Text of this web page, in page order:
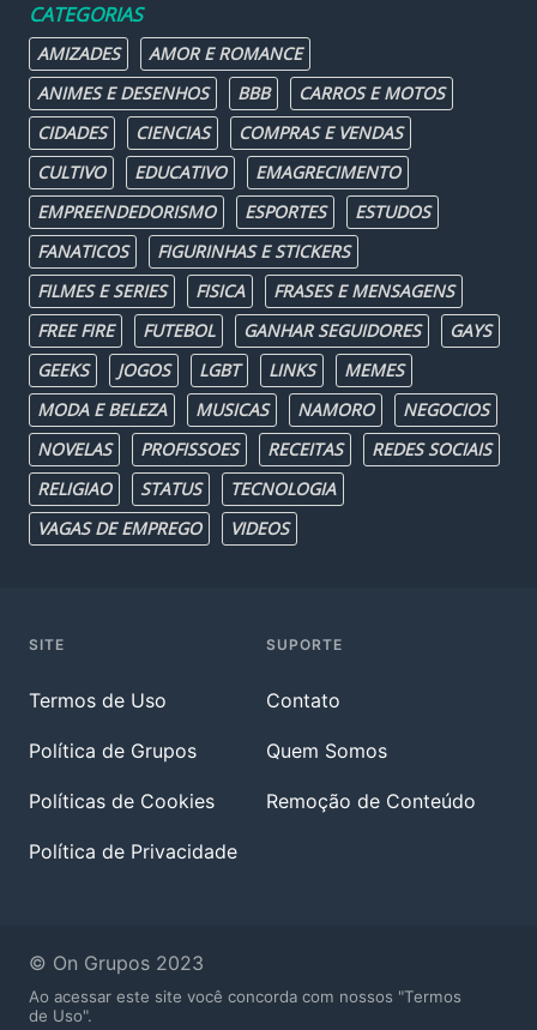
CATEGORIAS
AMIZADES
AMOR E ROMANCE
ANIMES E DESENHOS
BBB
CARROS E MOTOS
CIDADES
CIENCIAS
COMPRAS E VENDAS
CULTIVO
EDUCATIVO
EMAGRECIMENTO
EMPREENDEDORISMO
ESPORTES
ESTUDOS
FANATICOS
FIGURINHAS E STICKERS
FILMES E SERIES
FISICA
FRASES E MENSAGENS
FREE FIRE
FUTEBOL GANHAR SEGUIDORES
GAYS
GEEKS
JOGOS LGBT LINKS
MEMES
MODA E BELEZA
MUSICAS NAMORO
NEGOCIOS
NOVELAS
PROFISSOES RECEITAS
REDES SOCIAIS
RELIGIAO
STATUS
TECNOLOGIA
VAGAS DE EMPREGO
VIDEOS
SITE
Termos de Uso
Política de Grupos
Políticas de Cookies
Política de Privacidade
SUPORTE
Contato
Quem Somos
Remoção de Conteúdo
© On Grupos 2023
Ao acessar este site você concorda com nossos "Termos
de Uso".